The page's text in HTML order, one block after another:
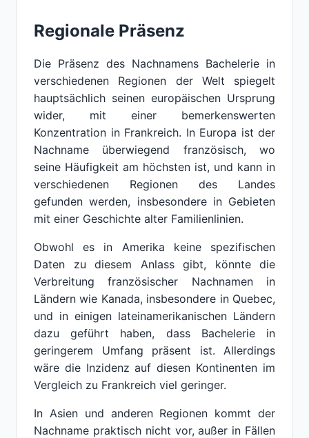
Regionale Präsenz
Die Präsenz des Nachnamens Bachelerie in
verschiedenen Regionen der Welt spiegelt
hauptsächlich seinen europäischen Ursprung
wider, mit einer bemerkenswerten
Konzentration in Frankreich. In Europa ist der
Nachname überwiegend französisch, wo
seine Häufigkeit am höchsten ist, und kann in
verschiedenen Regionen des Landes
gefunden werden, insbesondere in Gebieten
mit einer Geschichte alter Familienlinien.
Obwohl es in Amerika keine spezifischen
Daten zu diesem Anlass gibt, könnte die
Verbreitung französischer Nachnamen in
Ländern wie Kanada, insbesondere in Quebec,
und in einigen lateinamerikanischen Ländern
dazu geführt haben, dass Bachelerie in
geringerem Umfang präsent ist. Allerdings
wäre die Inzidenz auf diesen Kontinenten im
Vergleich zu Frankreich viel geringer.
In Asien und anderen Regionen kommt der
Nachname praktisch nicht vor, außer in Fällen